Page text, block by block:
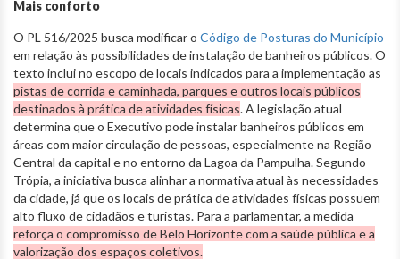
Mais conforto
O PL 516/2025 busca modificar o Código de Posturas do Município
em relação às possibilidades de instalação de banheiros públicos. O
texto inclui no escopo de locais indicados para a implementação as
pistas de corrida e caminhada, parques e outros locais públicos
destinados à prática de atividades físicas. A legislação atual
determina que o Executivo pode instalar banheiros públicos em
áreas com maior circulação de pessoas, especialmente na Região
Central da capital e no entorno da Lagoa da Pampulha. Segundo
Trópia, a iniciativa busca alinhar a normativa atual às necessidades
da cidade, já que os locais de prática de atividades físicas possuem
alto fluxo de cidadãos e turistas. Para a parlamentar, a medida
reforça o compromisso de Belo Horizonte com a saúde pública e a
valorização dos espaços coletivos.